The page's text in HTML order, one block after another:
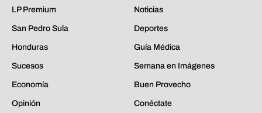
LP Premium
San Pedro Sula
Honduras
Sucesos
Economía
Opinión
Noticias
Deportes
Guía Médica
Semana en Imágenes
Buen Provecho
Conéctate